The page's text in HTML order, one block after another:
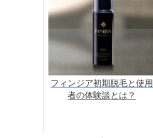
フィンジア初期脱毛と使用
者の体験談とは？